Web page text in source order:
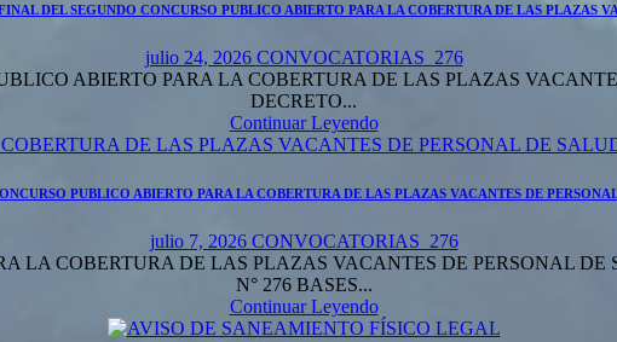
DEL SEGUNDO CONCURSO PUBLICO ABIERTO PARA LA COBERTURA DE LAS PLAZAS
julio 24, 2026 CONVOCATORIAS_276
ABIERTO PARA LA COBERTURA DE LAS PLAZAS
DECRETO...
Continuar Leyendo
PUBLICO ABIERTO PARA LA COBERTURA DE LAS PLAZAS VACANTES DE
julio 7, 2026 CONVOCATORIAS_276
LA COBERTURA DE LAS PLAZAS VACANTES DE PERSONAL
N° 276 BASES...
Continuar Leyendo